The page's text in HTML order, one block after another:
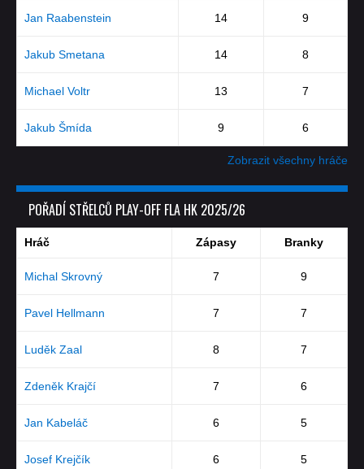
Jan Raabenstein 14 9
Jakub Smetana 14 8
Michael Voltr 13 7
Jakub Šmída 9 6
Zobrazit všechny hráče
POŘADÍ STŘELCŮ PLAY-OFF FLA HK 2025/26
Hráč Zápasy Branky
Michal Skrovný 7 9
Pavel Hellmann 7 7
Luděk Zaal 8 7
Zdeněk Krajčí 7 6
Jan Kabeláč 6 5
Josef Krejčík 6 5